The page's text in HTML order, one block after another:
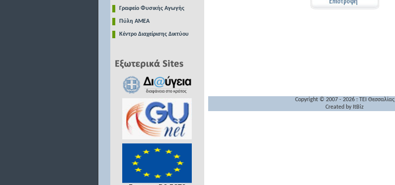
Γραφείο Φυσικής Αγωγής
Πύλη ΑΜΕΑ
Κέντρο Διαχείρισης Δικτύου
Copyright © 2007 - 2026 : TEI Θεσσαλίας
Created by ItBiz